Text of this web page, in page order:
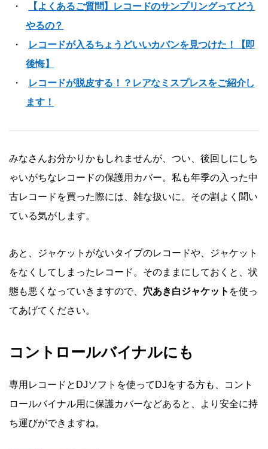
【よくあるご質問】レコードのサンプリングってどう
やるの？
レコードが入るちょうどいいカバンを見つけた！【即
後悔】
レコードが脱皮する！？レアなミスプレスをご紹介し
ます！
みなさんお分かりかもしれませんが、つい、後回しにしち
ゃいがちなレコードの保護用カバー。私も年季の入った中
古レコードを買った際には、雑な扱いに。その割よく聞い
ている気がします。
あと、ジャケットがないタイプのレコードや、ジャケット
をなくしてしまったレコード。そのままにしておくと、状
態も悪くなっていきますので、 穴あき白ジャケット を使っ
てあげてください。
コントロールバイナルにも
専用レコードとDJソフトを使ってDJをする方も、コント
ロールバイナル用に保護カバーなどあると、より安全に持
ち運びができますね。